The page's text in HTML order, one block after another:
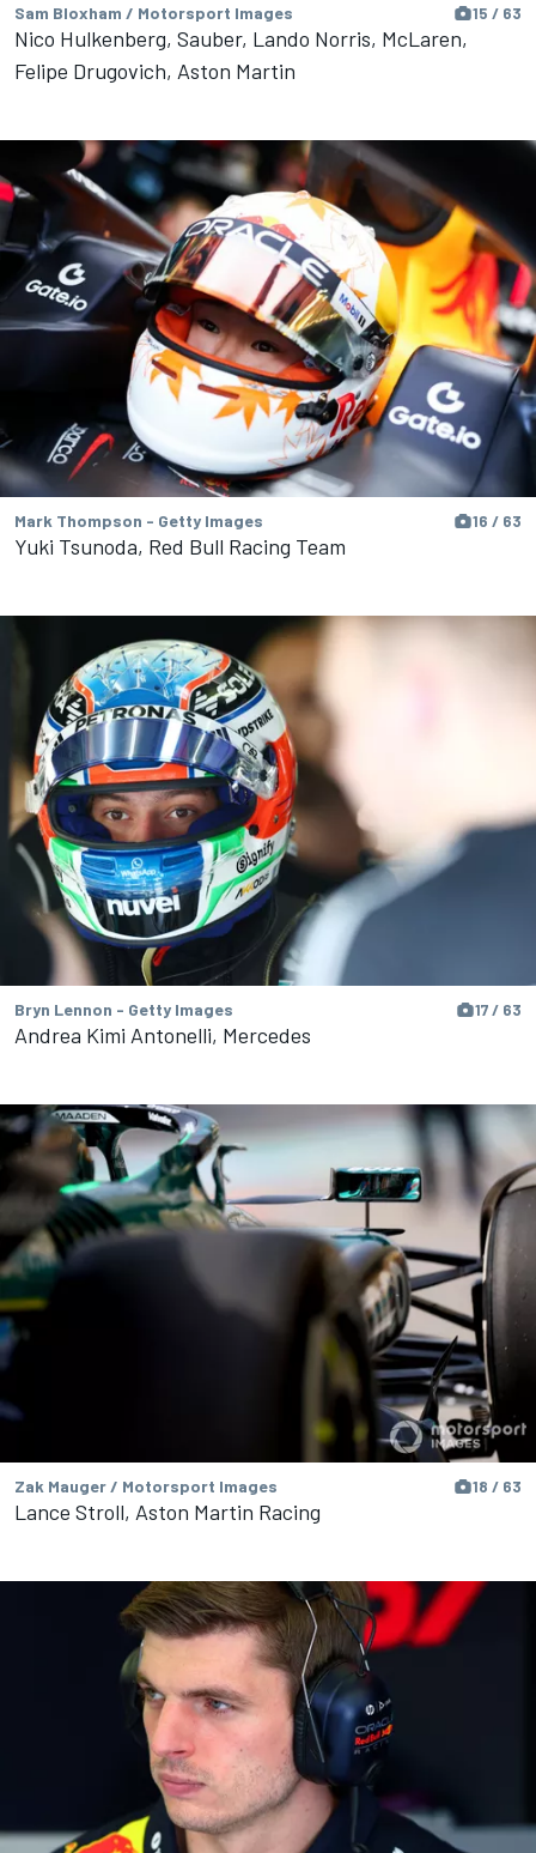
Sam Bloxham / Motorsport Images 15 / 63
Nico Hulkenberg, Sauber, Lando Norris, McLaren,
Felipe Drugovich, Aston Martin
Mark Thompson - Getty Images 16 / 63
Yuki Tsunoda, Red Bull Racing Team
Bryn Lennon - Getty Images 17 / 63
Andrea Kimi Antonelli, Mercedes
Zak Mauger / Motorsport Images 18 / 63
Lance Stroll, Aston Martin Racing